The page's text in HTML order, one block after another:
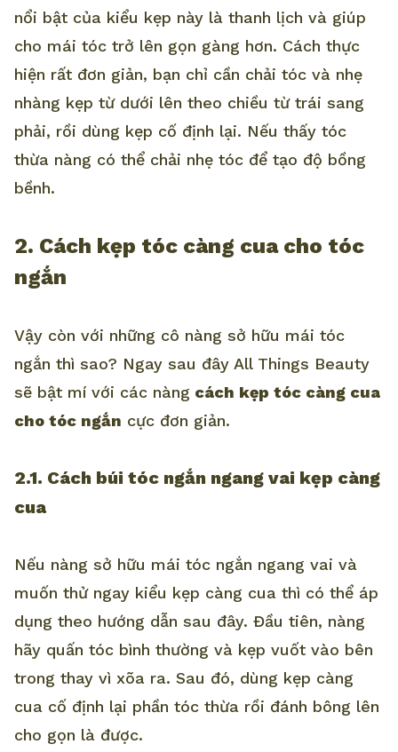
nổi bật của kiểu kẹp này là thanh lịch và giúp
cho mái tóc trở lên gọn gàng hơn. Cách thực
hiện rất đơn giản, bạn chỉ cần chải tóc và nhẹ
nhàng kẹp từ dưới lên theo chiều từ trái sang
phải, rồi dùng kẹp cố định lại. Nếu thấy tóc
thừa nàng có thể chải nhẹ tóc để tạo độ bồng
bềnh.
2. Cách kẹp tóc càng cua cho tóc
ngắn
Vậy còn với những cô nàng sở hữu mái tóc
ngắn thì sao? Ngay sau đây All Things Beauty
sẽ bật mí với các nàng cách kẹp tóc càng cua
cho tóc ngắn cực đơn giản.
2.1. Cách búi tóc ngắn ngang vai kẹp càng
cua
Nếu nàng sở hữu mái tóc ngắn ngang vai và
muốn thử ngay kiểu kẹp càng cua thì có thể áp
dụng theo hướng dẫn sau đây. Đầu tiên, nàng
hãy quấn tóc bình thường và kẹp vuốt vào bên
trong thay vì xõa ra. Sau đó, dùng kẹp càng
cua cố định lại phần tóc thừa rồi đánh bông lên
cho gọn là được.